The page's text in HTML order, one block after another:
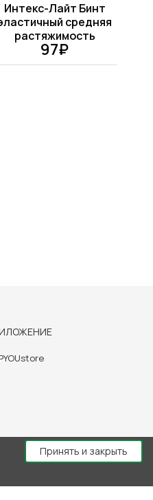
Интекс-Лайт Бинт
средняя
растяжимость
97₽
Принять и закрыть